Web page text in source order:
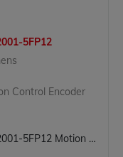
5FP12
Control Encoder
6FX2001-5FP12 Motion Control Encoder Siemens